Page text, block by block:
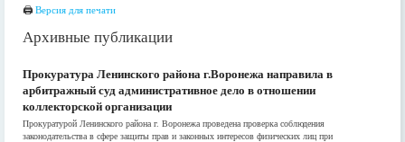
🖨 Версия для печати
Архивные публикации
Прокуратура Ленинского района г.Воронежа направила в
арбитражный суд административное дело в отношении
коллекторской организации
Прокуратурой Ленинского района г. Воронежа проведена проверка соблюдения
законодательства в сфере защиты прав и законных интересов физических лиц при